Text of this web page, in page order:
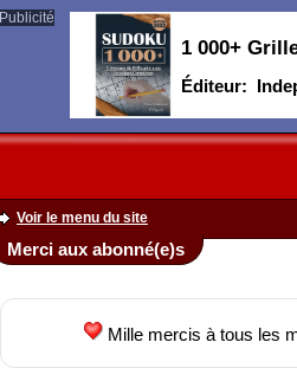
Voir le menu du site
Merci aux abonné(e)s
Mille mercis à tous les
Publicité
1 000+
Éditeur: